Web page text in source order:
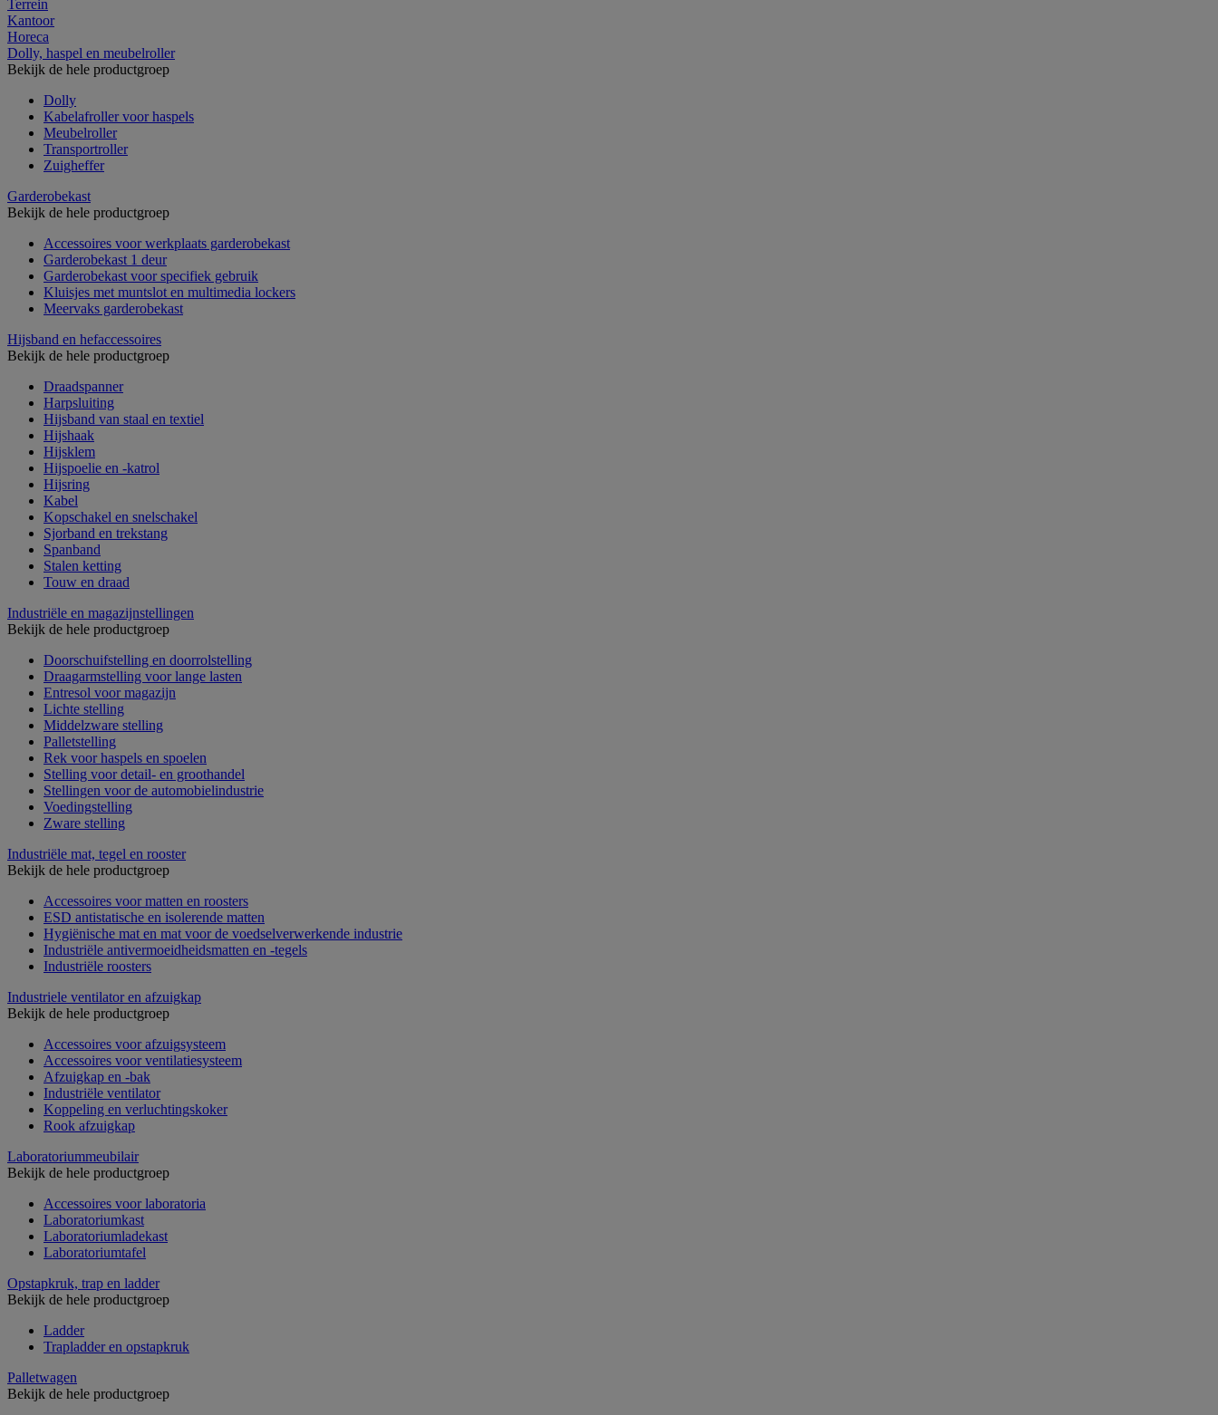
Terrein
Kantoor
Horeca
Dolly, haspel en meubelroller
Bekijk de hele productgroep
Dolly
Kabelafroller voor haspels
Meubelroller
Transportroller
Zuigheffer
Garderobekast
Bekijk de hele productgroep
Accessoires voor werkplaats garderobekast
Garderobekast 1 deur
Garderobekast voor specifiek gebruik
Kluisjes met muntslot en multimedia lockers
Meervaks garderobekast
Hijsband en hefaccessoires
Bekijk de hele productgroep
Draadspanner
Harpsluiting
Hijsband van staal en textiel
Hijshaak
Hijsklem
Hijspoelie en -katrol
Hijsring
Kabel
Kopschakel en snelschakel
Sjorband en trekstang
Spanband
Stalen ketting
Touw en draad
Industriële en magazijnstellingen
Bekijk de hele productgroep
Doorschuifstelling en doorrolstelling
Draagarmstelling voor lange lasten
Entresol voor magazijn
Lichte stelling
Middelzware stelling
Palletstelling
Rek voor haspels en spoelen
Stelling voor detail- en groothandel
Stellingen voor de automobielindustrie
Voedingstelling
Zware stelling
Industriële mat, tegel en rooster
Bekijk de hele productgroep
Accessoires voor matten en roosters
ESD antistatische en isolerende matten
Hygiënische mat en mat voor de voedselverwerkende industrie
Industriële antivermoeidheidsmatten en -tegels
Industriële roosters
Industriele ventilator en afzuigkap
Bekijk de hele productgroep
Accessoires voor afzuigsysteem
Accessoires voor ventilatiesysteem
Afzuigkap en -bak
Industriële ventilator
Koppeling en verluchtingskoker
Rook afzuigkap
Laboratoriummeubilair
Bekijk de hele productgroep
Accessoires voor laboratoria
Laboratoriumkast
Laboratoriumladekast
Laboratoriumtafel
Opstapkruk, trap en ladder
Bekijk de hele productgroep
Ladder
Trapladder en opstapkruk
Palletwagen
Bekijk de hele productgroep